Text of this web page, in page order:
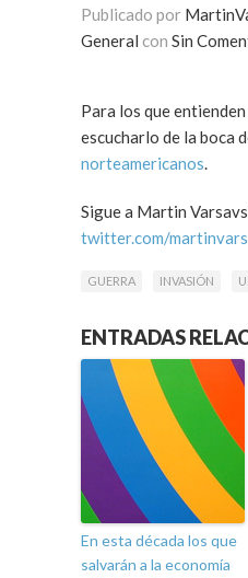
Publicado por
General con Sin
Para los que
escucharlo de la boca
norteamericanos.
Sigue a Martin
twitter.com/martinvars
GUERRA INVASIÓN
ENTRADAS
En esta década los que
salvarán a la economía